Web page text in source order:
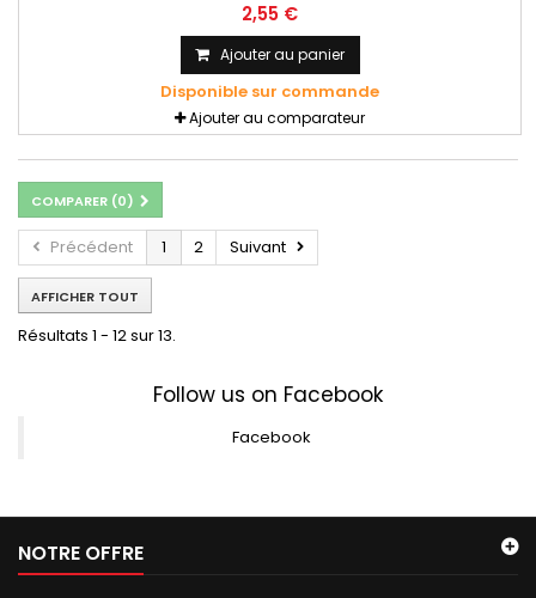
2,55 €
Ajouter au panier
Disponible sur commande
Ajouter au comparateur
COMPARER (0)
Précédent 1 2 Suivant
AFFICHER TOUT
Résultats 1 - 12 sur 13.
Follow us on Facebook
Facebook
NOTRE OFFRE